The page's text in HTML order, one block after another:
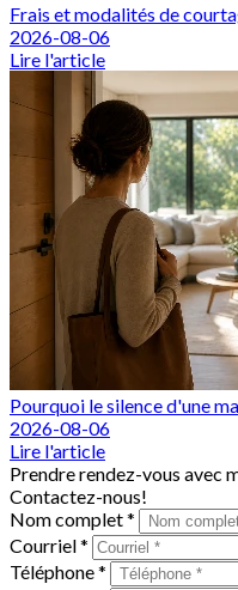
Frais et modalités de
2026-08-06
Lire l'article
Pourquoi le silence d'une
2026-08-06
Lire l'article
Prendre rendez-vous avec
Contactez-nous!
Nom complet *
Courriel *
Téléphone *